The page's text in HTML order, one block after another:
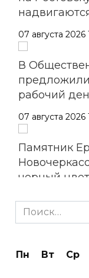
07 августа 2026
В
предложили
рабочий
07 августа 2026
Памятник
черный
07 августа 2026
лекарства
операции:
Search
for:
Пн Вт Ср